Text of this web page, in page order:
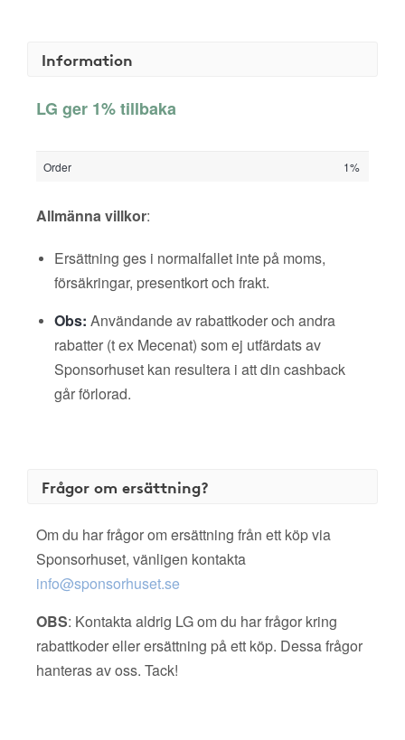
Information
LG ger 1% tillbaka
Order 1%
Allmänna villkor:
Ersättning ges i normalfallet inte på moms,
försäkringar, presentkort och frakt.
Obs: Användande av rabattkoder och andra
rabatter (t ex Mecenat) som ej utfärdats av
Sponsorhuset kan resultera i att din cashback
går förlorad.
Frågor om ersättning?
Om du har frågor om ersättning från ett köp via
Sponsorhuset, vänligen kontakta
info@sponsorhuset.se
OBS: Kontakta aldrig LG om du har frågor kring
rabattkoder eller ersättning på ett köp. Dessa frågor
hanteras av oss. Tack!